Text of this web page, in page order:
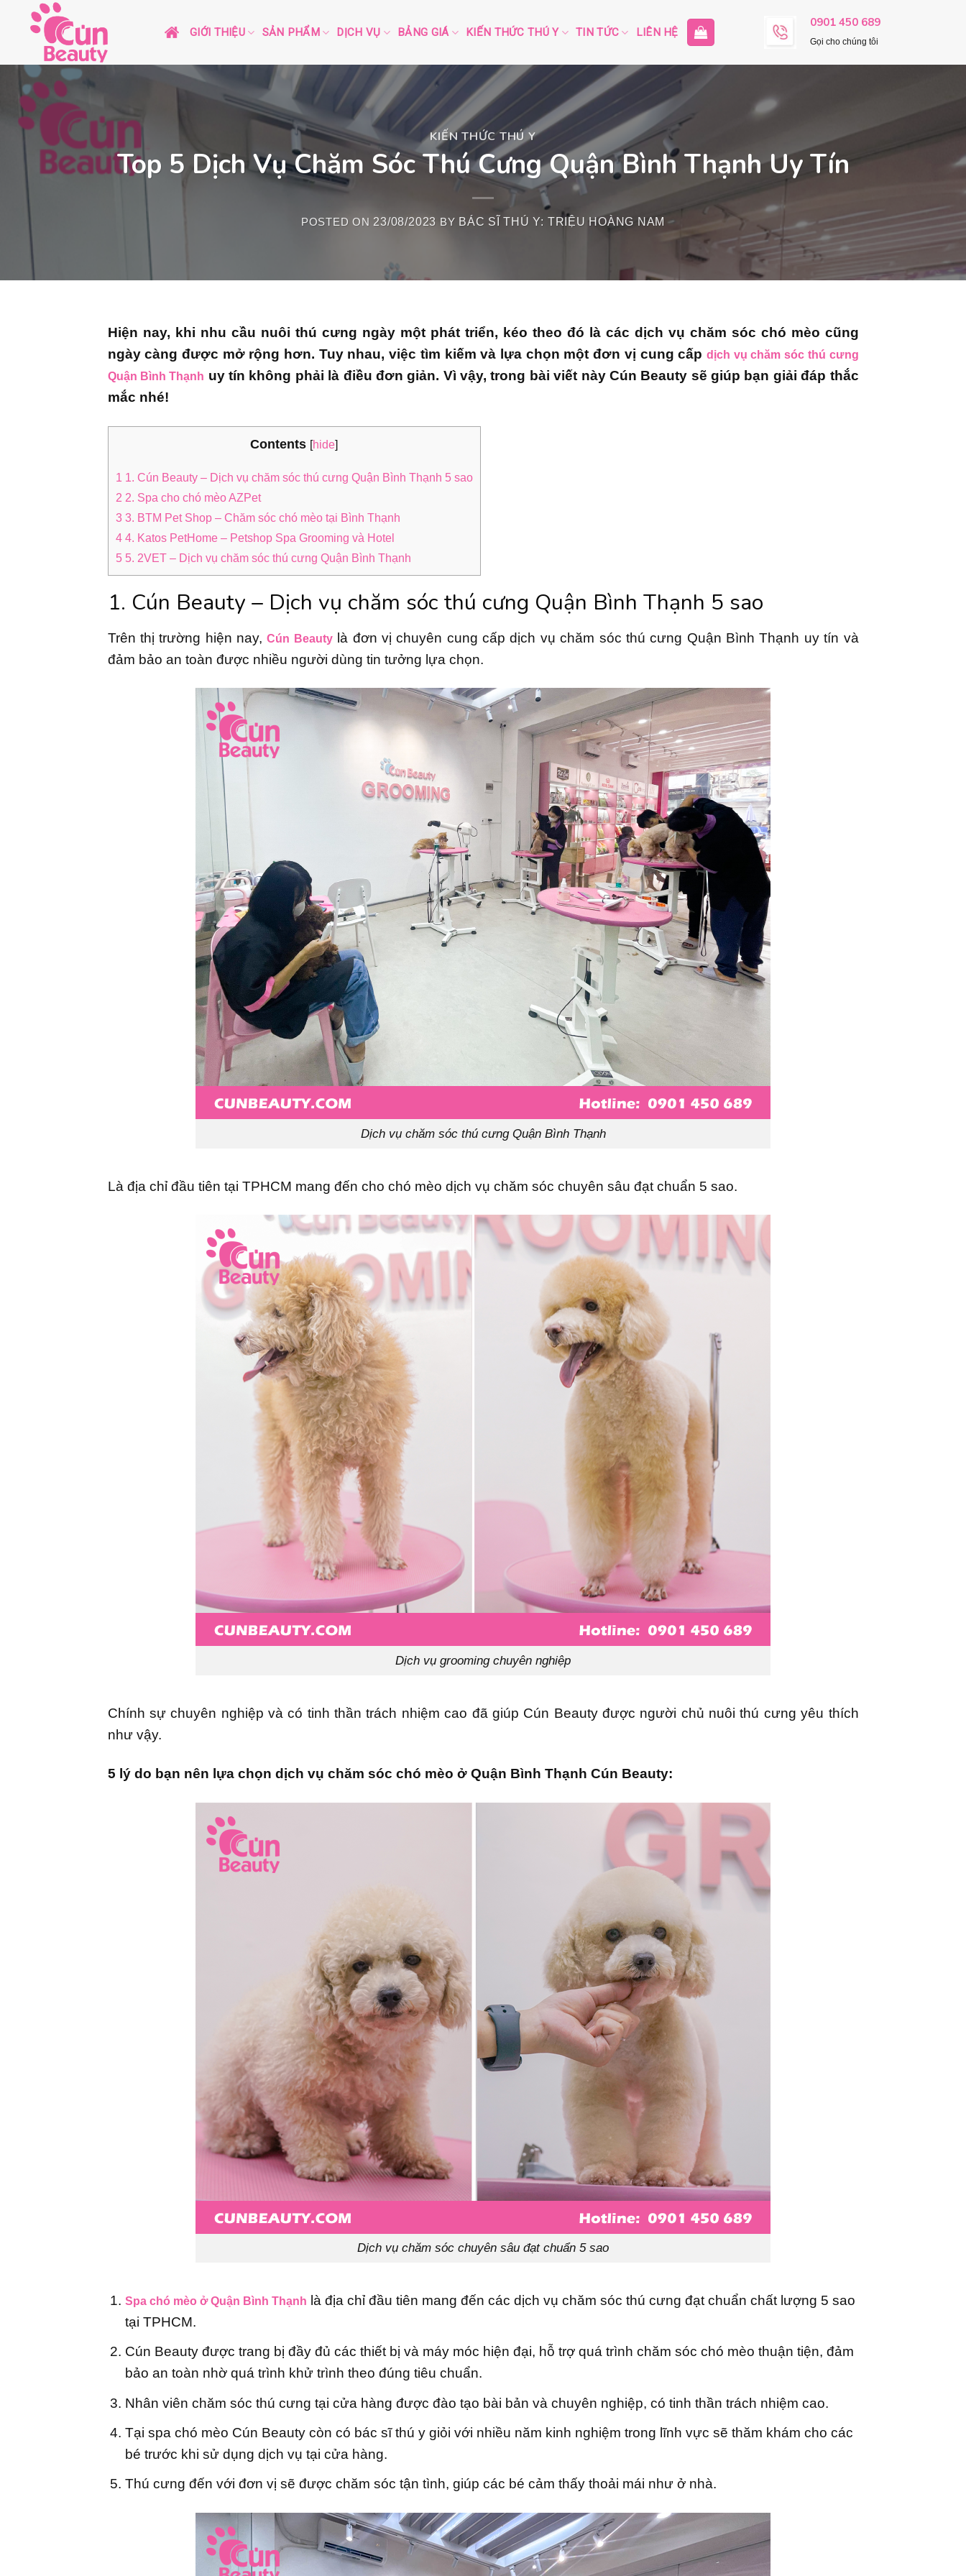
GIỚI THIỆU SẢN PHẨM DỊCH VỤ BẢNG GIÁ KIẾN THỨC THÚ Y TIN TỨC LIÊN HỆ
0901 450 689
Gọi cho chúng tôi
KIẾN THỨC THÚ Y
Top 5 Dịch Vụ Chăm Sóc Thú Cưng Quận Bình Thạnh Uy Tín
POSTED ON 23/08/2023 BY BÁC SĨ THÚ Y: TRIỆU HOÀNG NAM
Hiện nay, khi nhu cầu nuôi thú cưng ngày một phát triển, kéo theo đó là các dịch vụ chăm sóc chó mèo cũng
ngày càng được mở rộng hơn. Tuy nhau, việc tìm kiếm và lựa chọn một đơn vị cung cấp dịch vụ chăm sóc thú cưng
Quận Bình Thạnh uy tín không phải là điều đơn giản. Vì vậy, trong bài viết này Cún Beauty sẽ giúp bạn giải đáp thắc
mắc nhé!
Contents [hide]
1 1. Cún Beauty – Dịch vụ chăm sóc thú cưng Quận Bình Thạnh 5 sao
2 2. Spa cho chó mèo AZPet
33. BTM Pet Shop – Chăm sóc chó mèo tại Bình Thạnh
44. Katos PetHome – Petshop Spa Grooming và Hotel
55. 2VET – Dịch vụ chăm sóc thú cưng Quận Bình Thạnh
1. Cún Beauty – Dịch vụ chăm sóc thú cưng Quận Bình Thạnh 5 sao
Trên thị trường hiện nay,Cún Beauty
là đơn vị chuyên cung cấp dịch vụ chăm sóc thú cưng Quận Bình Thạnh uy tín và
đảm bảo an toàn được nhiều người dùng tin tưởng lựa chọn.
Dịch vụ chăm sóc thú cưng Quận Bình Thạnh
Là địa chỉ đầu tiên tại TPHCM mang đến cho chó mèo dịch vụ chăm sóc chuyên sâu đạt chuẩn 5 sao.
Dịch vụ grooming chuyên nghiệp
Chính sự chuyên nghiệp và có tinh thần trách nhiệm cao đã giúp Cún Beauty được người chủ nuôi thú cưng yêu thích
như vậy.
5 lý do bạn nên lựa chọn dịch vụ chăm sóc chó mèo ở Quận Bình Thạnh Cún Beauty:
Dịch vụ chăm sóc chuyên sâu đạt chuẩn 5 sao
Spa chó mèo ở Quận Bình Thạnh là địa chỉ đầu tiên mang đến các dịch vụ chăm sóc thú cưng đạt chuẩn chất lượng 5 sao
tại TPHCM.
Cún Beauty được trang bị đầy đủ các thiết bị và máy móc hiện đại, hỗ trợ quá trình chăm sóc chó mèo thuận tiện, đảm
bảo an toàn nhờ quá trình khử trình theo đúng tiêu chuẩn.
Nhân viên chăm sóc thú cưng tại cửa hàng được đào tạo bài bản và chuyên nghiệp, có tinh thần trách nhiệm cao.
Tại spa chó mèo Cún Beauty còn có bác sĩ thú y giỏi với nhiều năm kinh nghiệm trong lĩnh vực sẽ thăm khám cho các
bé trước khi sử dụng dịch vụ tại cửa hàng.
Thú cưng đến với đơn vị sẽ được chăm sóc tận tình, giúp các bé cảm thấy thoải mái như ở nhà.